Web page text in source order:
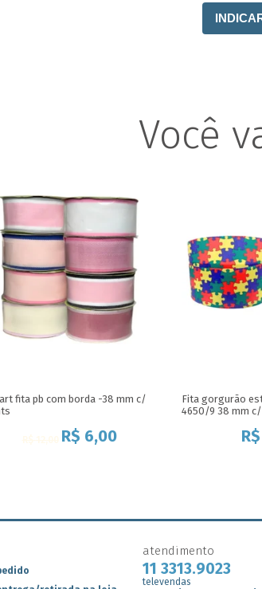
fita pb com borda -38 mm c/
R$ 6,00
Fita gorgurão
4650/9 38 mm
R$
atendimento
11 3313.9023
televendas